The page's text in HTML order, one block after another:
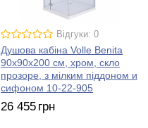
Відгуки: 0
Душова кабіна Volle Benita
90х90х200 см, хром, скло
прозоре, з мілким піддоном и
сифоном 10-22-905
26 455 грн